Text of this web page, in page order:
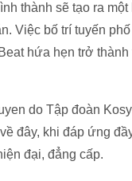
thành sẽ tạo ra một
Việc bố trí tuyến
hứa hẹn trở
do Tập đoàn
đây, khi đáp ứng
đại, đẳng cấp.